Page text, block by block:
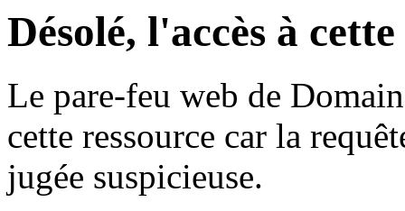
Désolé, l'accès à
Le pare-feu web de
cette ressource car la
jugée suspicieuse.